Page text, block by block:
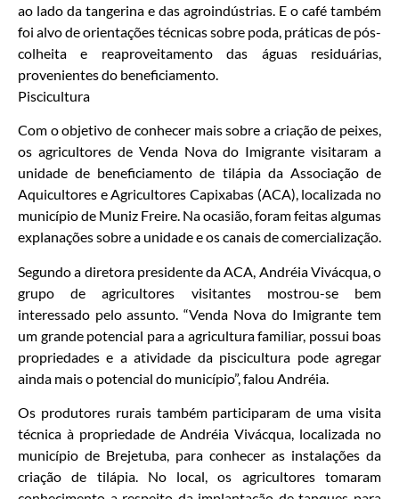
ao lado da tangerina e das agroindústrias. E o café também
foi alvo de orientações técnicas sobre poda, práticas de pós-
colheita e reaproveitamento das águas residuárias,
provenientes do beneficiamento.
Piscicultura
Com o objetivo de conhecer mais sobre a criação de peixes,
os agricultores de Venda Nova do Imigrante visitaram a
unidade de beneficiamento de tilápia da Associação de
Aquicultores e Agricultores Capixabas (ACA), localizada no
município de Muniz Freire. Na ocasião, foram feitas algumas
explanações sobre a unidade e os canais de comercialização.
Segundo a diretora presidente da ACA, Andréia Vivácqua, o
grupo de agricultores visitantes mostrou-se bem
interessado pelo assunto. “Venda Nova do Imigrante tem
um grande potencial para a agricultura familiar, possui boas
propriedades e a atividade da piscicultura pode agregar
ainda mais o potencial do município”, falou Andréia.
Os produtores rurais também participaram de uma visita
técnica à propriedade de Andréia Vivácqua, localizada no
município de Brejetuba, para conhecer as instalações da
criação de tilápia. No local, os agricultores tomaram